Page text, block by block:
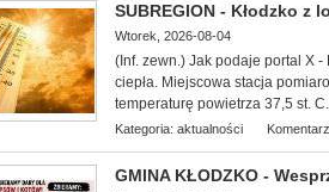
SUBREGION - Kłodzko z
Wtorek, 2026-08-04
(Inf. zewn.) Jak podaje portal X -
ciepła. Miejscowa stacja
temperaturę powietrza 37,5 st.
Kategoria: aktualności
GMINA KŁODZKO -